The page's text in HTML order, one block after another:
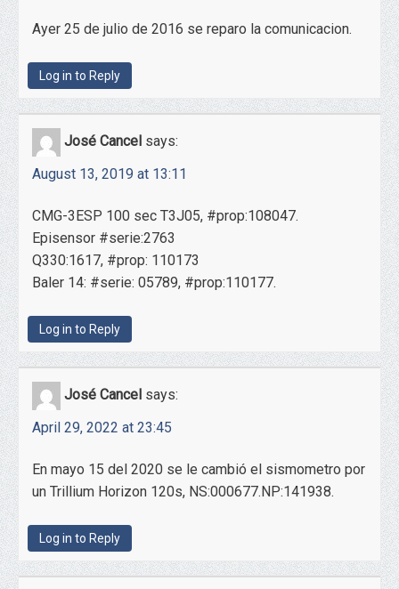
Ayer 25 de julio de 2016 se reparo la comunicacion.
Log in to Reply
José Cancel says:
August 13, 2019 at 13:11
CMG-3ESP 100 sec T3J05, #prop:108047.
Episensor #serie:2763
Q330:1617, #prop: 110173
Baler 14: #serie: 05789, #prop:110177.
Log in to Reply
José Cancel says:
April 29, 2022 at 23:45
En mayo 15 del 2020 se le cambió el sismometro por
un Trillium Horizon 120s, NS:000677.NP:141938.
Log in to Reply